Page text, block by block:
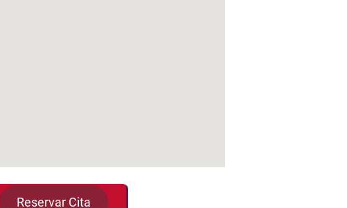
Reservar Cita